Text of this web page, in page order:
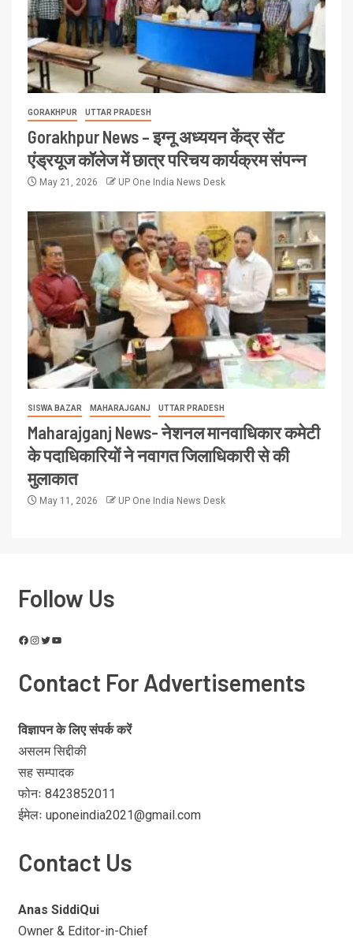
GORAKHPUR UTTAR PRADESH
Gorakhpur News – इग्नू अध्ययन केंद्र सेंट
एंड्रयूज कॉलेज में छात्र परिचय कार्यक्रम संपन्न
May 21, 2026 UP One India News Desk
SISWA BAZAR MAHARAJGANJ UTTAR PRADESH
Maharajganj News- नेशनल मानवाधिकार कमेटी
के पदाधिकारियों ने नवागत जिलाधिकारी से की
मुलाकात
May 11, 2026 UP One India News Desk
Follow Us
Contact For Advertisements
विज्ञापन के लिए संपर्क करें
असलम सिद्दीकी
सह सम्पादक
फोनः 8423852011
ईमेलः uponeindia2021@gmail.com
Contact Us
Anas SiddiQui
Owner & Editor-in-Chief